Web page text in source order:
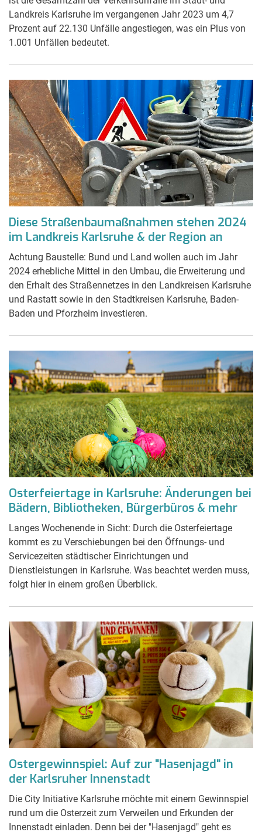
Landkreis Karlsruhe im vergangenen Jahr 2023 um 4,7
Prozent auf 22.130 Unfälle angestiegen, was ein Plus von
1.001 Unfällen bedeutet.
Diese Straßenbaumaßnahmen stehen 2024
im Landkreis Karlsruhe & der Region an
Achtung Baustelle: Bund und Land wollen auch im Jahr
2024 erhebliche Mittel in den Umbau, die Erweiterung und
den Erhalt des Straßennetzes in den Landkreisen Karlsruhe
und Rastatt sowie in den Stadtkreisen Karlsruhe, Baden-
Baden und Pforzheim investieren.
Osterfeiertage in Karlsruhe: Änderungen bei
Bädern, Bibliotheken, Bürgerbüros & mehr
Langes Wochenende in Sicht: Durch die Osterfeiertage
kommt es zu Verschiebungen bei den Öffnungs- und
Servicezeiten städtischer Einrichtungen und
Dienstleistungen in Karlsruhe. Was beachtet werden muss,
folgt hier in einem großen Überblick.
Ostergewinnspiel: Auf zur "Hasenjagd" in
der Karlsruher Innenstadt
Die City Initiative Karlsruhe möchte mit einem Gewinnspiel
rund um die Osterzeit zum Verweilen und Erkunden der
Innenstadt einladen. Denn bei der "Hasenjagd" geht es